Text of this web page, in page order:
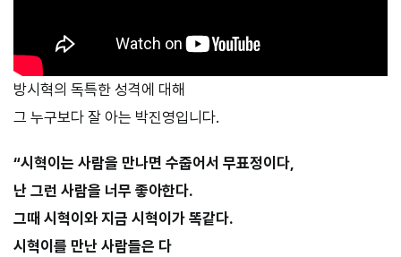
방시혁의 독특한 성격에 대해
그 누구보다 잘 아는 박진영입니다.
“시혁이는 사람을 만나면 수줍어서 무표정이다,
난 그런 사람을 너무 좋아한다.
그때 시혁이와 지금 시혁이가 똑같다.
시혁이를 만난 사람들은 다